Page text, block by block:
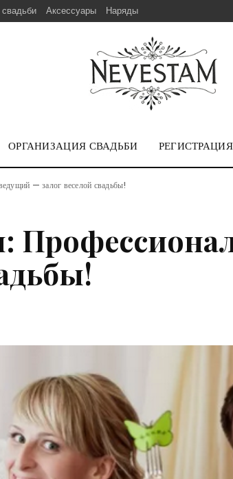
свадьби Аксессуары Наряды
ОРГАНИЗАЦИЯ СВАДЬБИ
— залог веселой свадьбы!